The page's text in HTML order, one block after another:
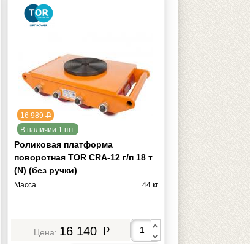
16 989p
В наличии 1 шт.
Роликовая платформа
поворотная TOR CRA-12 г/п 18 т
(N) (без ручки)
Масса 44 кг
16 140 p